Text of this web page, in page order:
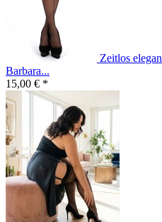
Zeitlos
Barbara...
15,00 € *